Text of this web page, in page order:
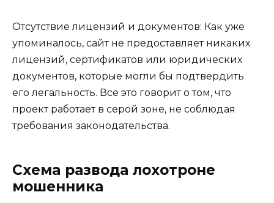
Отсутствие лицензий и документов: Как уже
упоминалось, сайт не предоставляет никаких
лицензий, сертификатов или юридических
документов, которые могли бы подтвердить
его легальность. Все это говорит о том, что
проект работает в серой зоне, не соблюдая
требования законодательства.
Схема развода лохотроне
мошенника